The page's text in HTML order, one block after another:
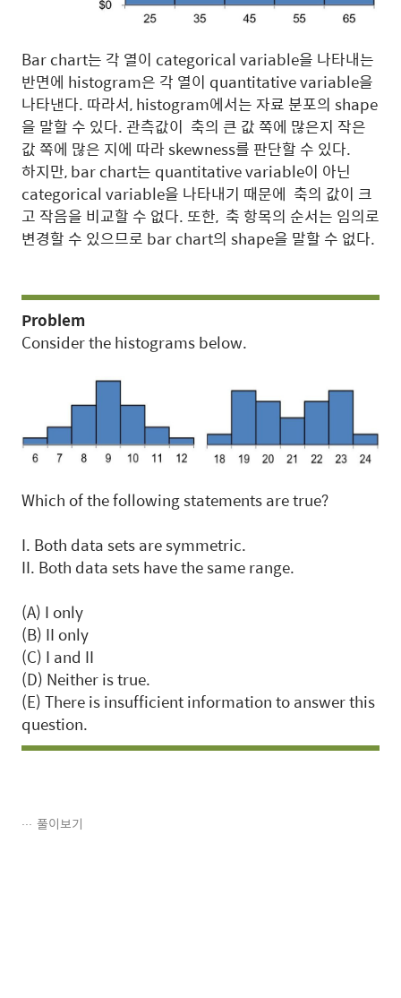
Bar chart는 각 열이 categorical variable을 나타내는
반면에 histogram은 각 열이 quantitative variable을
나타낸다. 따라서, histogram에서는 자료 분포의 shape
을 말할 수 있다. 관측값이 축의 큰 값 쪽에 많은지 작은
값 쪽에 많은 지에 따라 skewness를 판단할 수 있다.
하지만, bar chart는 quantitative variable이 아닌
categorical variable을 나타내기 때문에 축의 값이 크
고 작음을 비교할 수 없다. 또한, 축 항목의 순서는 임의로
변경할 수 있으므로 bar chart의 shape을 말할 수 없다.
Problem
Consider the histograms below.
Which of the following statements are true?
I. Both data sets are symmetric.
II. Both data sets have the same range.
(A) I only
(B) II only
(C) I and II
(D) Neither is true.
(E) There is insufficient information to answer this
question.
풀이보기